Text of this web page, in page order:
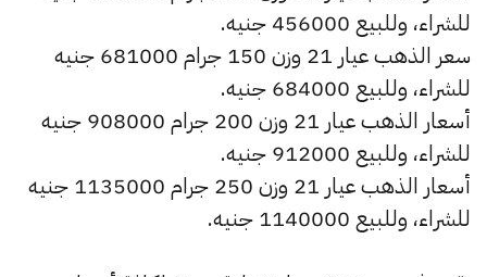
للشراء، وللبيع 456000 جنيه.
سعر الذهب عيار 21 وزن 150 جرام 681000 جنيه
للشراء، وللبيع 684000 جنيه.
أسعار الذهب عيار 21 وزن 200 جرام 908000 جنيه
للشراء، وللبيع 912000 جنيه.
أسعار الذهب عيار 21 وزن 250 جرام 1135000 جنيه
للشراء، وللبيع 1140000 جنيه.